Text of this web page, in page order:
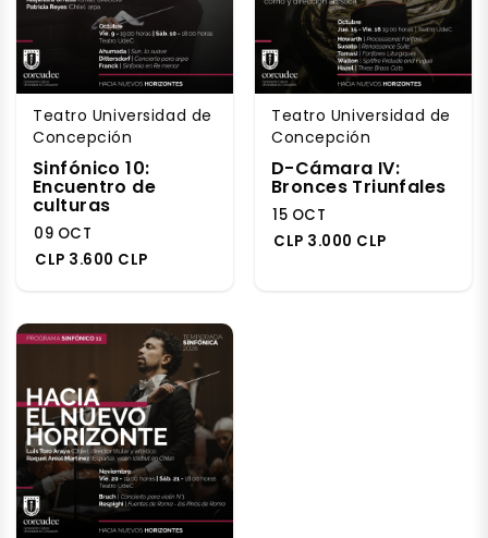
Teatro Universidad de
Concepción
Sinfónico 10:
Encuentro de
culturas
09 OCT
CLP 3.600 CLP
Teatro Universidad de
Concepción
D-Cámara IV:
Bronces Triunfales
15 OCT
CLP 3.000 CLP